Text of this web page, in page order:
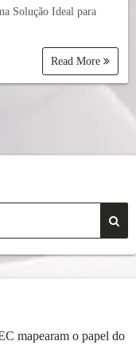
Solução Ideal para
Read More
mapearam o papel do